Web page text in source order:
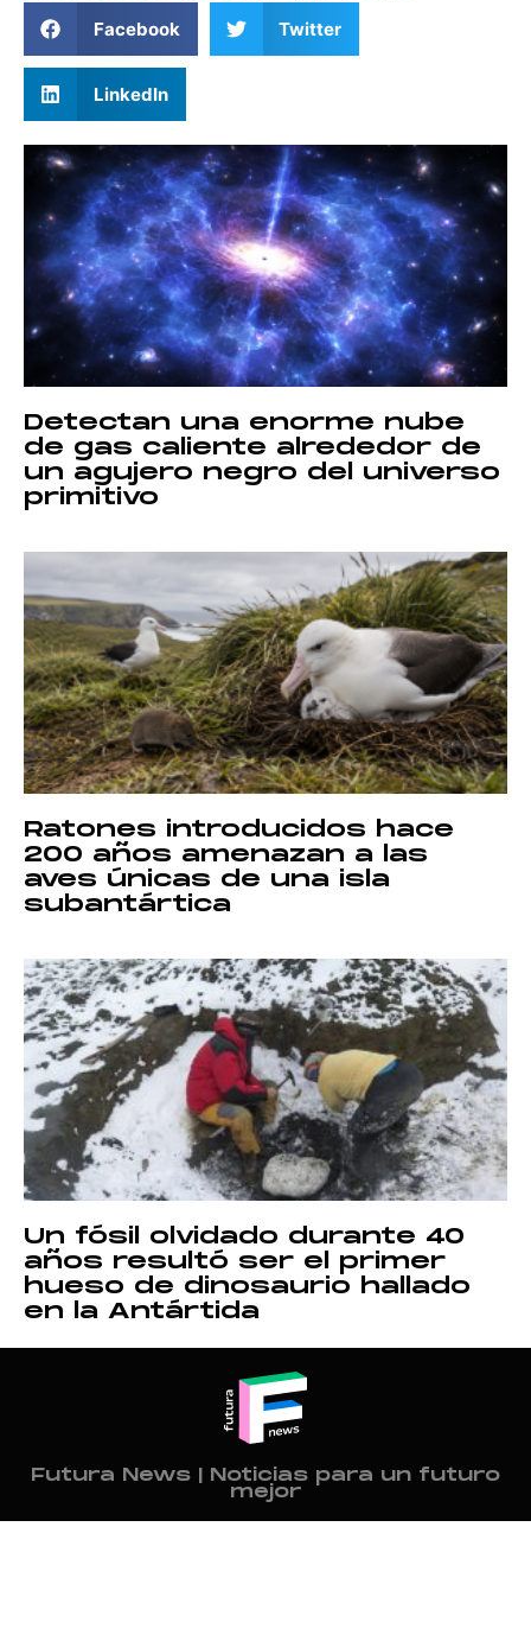
Facebook Twitter
LinkedIn
Detectan una enorme nube
de gas caliente alrededor de
un agujero negro del universo
primitivo
Ratones introducidos hace
200 años amenazan a las
aves únicas de una isla
subantártica
Un fósil olvidado durante 40
años resultó ser el primer
hueso de dinosaurio hallado
en la Antártida
Futura News | Noticias para un futuro
mejor